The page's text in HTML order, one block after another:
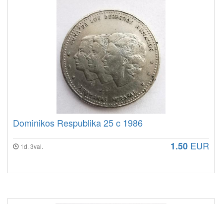
Dominikos Respublika 25 c 1986
1d. 3val. 1.50 EUR